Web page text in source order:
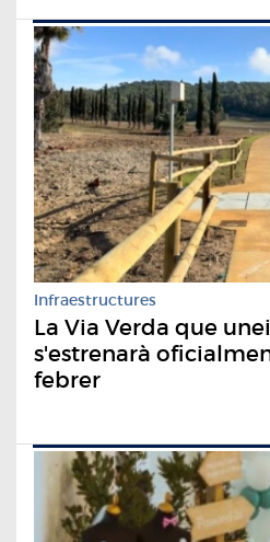
Infraestructures
La Via Verda que
s'estrenarà
febrer